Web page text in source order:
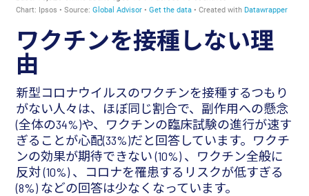
ワクチンを接種しない理
由
新型コロナウイルスのワクチンを接種するつもり
がない人々は、ほぼ同じ割合で、副作用への懸念
(全体の34%)や、ワクチンの臨床試験の進行が速す
ぎることが心配(33%)だと回答しています。ワクチ
ンの効果が期待できない (10%) 、ワクチン全般に
反対 (10%) 、コロナを罹患するリスクが低すぎる
(8%) などの回答は少なくなっています。